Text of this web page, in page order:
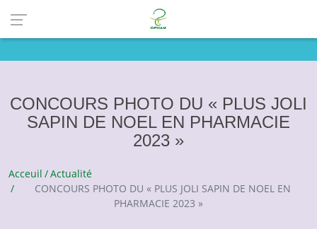
CONCOURS PHOTO DU « PLUS JOLI
SAPIN DE NOEL EN PHARMACIE
2023 »
Acceuil
Actualité
CONCOURS PHOTO DU « PLUS JOLI SAPIN DE NOEL EN
PHARMACIE 2023 »